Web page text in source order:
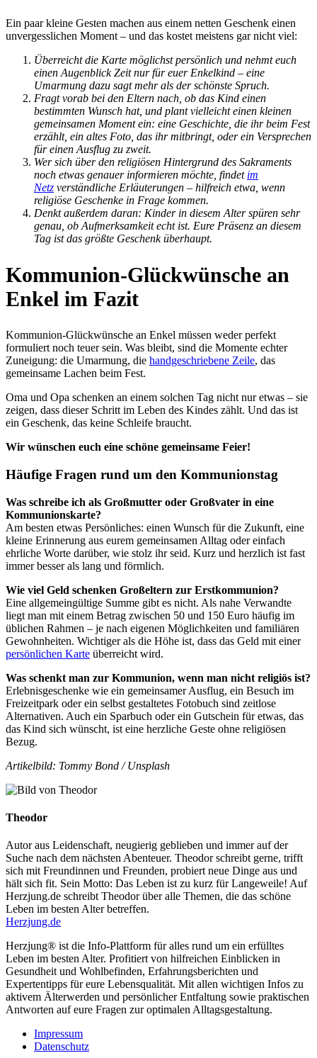
Ein paar kleine Gesten machen aus einem netten Geschenk einen
unvergesslichen Moment – und das kostet meistens gar nicht viel:
Überreicht die Karte möglichst persönlich und nehmt euch
einen Augenblick Zeit nur für euer Enkelkind – eine
Umarmung dazu sagt mehr als der schönste Spruch.
Fragt vorab bei den Eltern nach, ob das Kind einen
bestimmten Wunsch hat, und plant vielleicht einen kleinen
gemeinsamen Moment ein: eine Geschichte, die ihr beim Fest
erzählt, ein altes Foto, das ihr mitbringt, oder ein Versprechen
für einen Ausflug zu zweit.
Wer sich über den religiösen Hintergrund des Sakraments
noch etwas genauer informieren möchte, findet im
Netz verständliche Erläuterungen – hilfreich etwa, wenn
religiöse Geschenke in Frage kommen.
Denkt außerdem daran: Kinder in diesem Alter spüren sehr
genau, ob Aufmerksamkeit echt ist. Eure Präsenz an diesem
Tag ist das größte Geschenk überhaupt.
Kommunion-Glückwünsche an
Enkel im Fazit
Kommunion-Glückwünsche an Enkel müssen weder perfekt
formuliert noch teuer sein. Was bleibt, sind die Momente echter
Zuneigung: die Umarmung, die handgeschriebene Zeile, das
gemeinsame Lachen beim Fest.
Oma und Opa schenken an einem solchen Tag nicht nur etwas – sie
zeigen, dass dieser Schritt im Leben des Kindes zählt. Und das ist
ein Geschenk, das keine Schleife braucht.
Wir wünschen euch eine schöne gemeinsame Feier!
Häufige Fragen rund um den Kommunionstag
Was schreibe ich als Großmutter oder Großvater in eine
Kommunionskarte?
Am besten etwas Persönliches: einen Wunsch für die Zukunft, eine
kleine Erinnerung aus eurem gemeinsamen Alltag oder einfach
ehrliche Worte darüber, wie stolz ihr seid. Kurz und herzlich ist fast
immer besser als lang und förmlich.
Wie viel Geld schenken Großeltern zur Erstkommunion?
Eine allgemeingültige Summe gibt es nicht. Als nahe Verwandte
liegt man mit einem Betrag zwischen 50 und 150 Euro häufig im
üblichen Rahmen – je nach eigenen Möglichkeiten und familiären
Gewohnheiten. Wichtiger als die Höhe ist, dass das Geld mit einer
persönlichen Karte überreicht wird.
Was schenkt man zur Kommunion, wenn man nicht religiös ist?
Erlebnisgeschenke wie ein gemeinsamer Ausflug, ein Besuch im
Freizeitpark oder ein selbst gestaltetes Fotobuch sind zeitlose
Alternativen. Auch ein Sparbuch oder ein Gutschein für etwas, das
das Kind sich wünscht, ist eine herzliche Geste ohne religiösen
Bezug.
Artikelbild: Tommy Bond / Unsplash
Theodor
Autor aus Leidenschaft, neugierig geblieben und immer auf der
Suche nach dem nächsten Abenteuer. Theodor schreibt gerne, trifft
sich mit Freundinnen und Freunden, probiert neue Dinge aus und
hält sich fit. Sein Motto: Das Leben ist zu kurz für Langeweile! Auf
Herzjung.de schreibt Theodor über alle Themen, die das schöne
Leben im besten Alter betreffen.
Herzjung.de
Herzjung® ist die Info-Plattform für alles rund um ein erfülltes
Leben im besten Alter. Profitiert von hilfreichen Einblicken in
Gesundheit und Wohlbefinden, Erfahrungsberichten und
Expertentipps für eure Lebensqualität. Mit allen wichtigen Infos zu
aktivem Älterwerden und persönlicher Entfaltung sowie praktischen
Antworten auf eure Fragen zur optimalen Alltagsgestaltung.
Impressum
Datenschutz